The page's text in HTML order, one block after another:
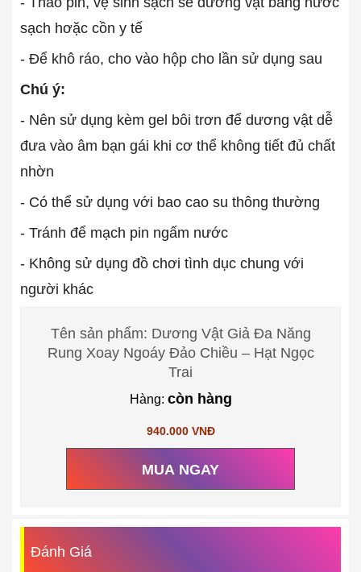
sạch hơặc cồn y tế
- Để khô ráo, cho vào hộp cho lần sử dụng sau
Chú ý:
- Nên sử dụng kèm gel bôi trơn để dương vật dễ
đưa vào âm bạn gái khi cơ thể không tiết đủ chất
nhờn
- Có thể sử dụng với bao cao su thông thường
- Tránh để mạch pin ngấm nước
- Không sử dụng đồ chơi tình dục chung với
người khác
Tên sản phẩm: Dương Vật Giả Đa Năng
Rung Xoay Ngoáy Đảo Chiều – Hạt Ngọc
Trai
Hàng: còn hàng
940.000 VNĐ
MUA NGAY
Đánh Giá